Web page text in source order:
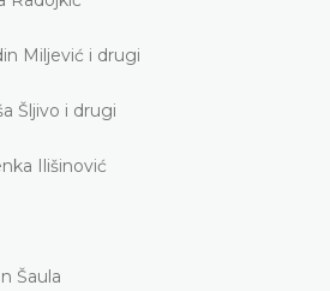
Miljević i drugi
Šljivo i drugi
Ilišinović
Šaula